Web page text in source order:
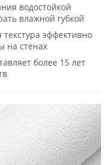
водостойкой
влажной губкой
эффективно
на стенах
более 15 лет